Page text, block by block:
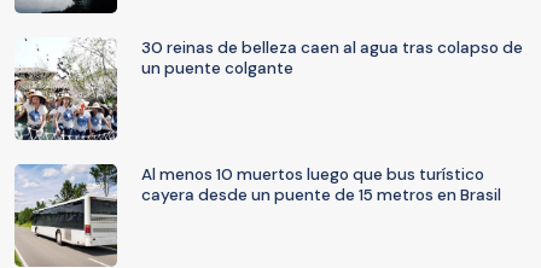
30 reinas de belleza caen al agua tras colapso de
un puente colgante
Al menos 10 muertos luego que bus turístico
cayera desde un puente de 15 metros en Brasil